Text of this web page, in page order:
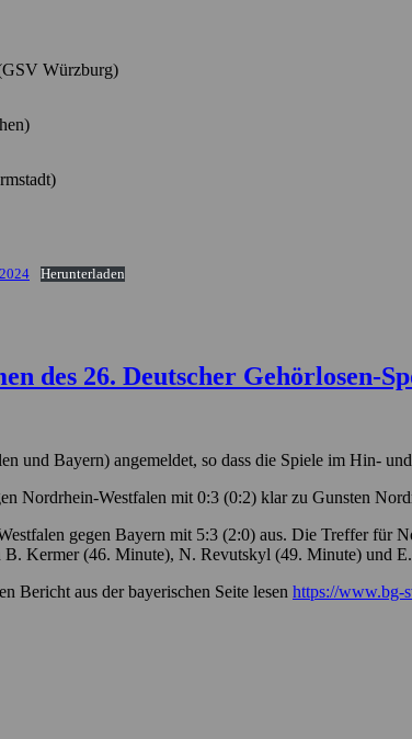
Würzburg)
Herunterladen
des 26. Deutscher Gehörlosen-
und Bayern) angemeldet, so dass die Spiele im Hin-
Nordrhein-Westfalen mit 0:3 (0:2) klar zu Gunsten
gegen Bayern mit 5:3 (2:0) aus. Die Treffer
Kermer (46. Minute), N. Revutskyl (49. Minute) und
Bericht aus der bayerischen Seite lesen https://www.bg-